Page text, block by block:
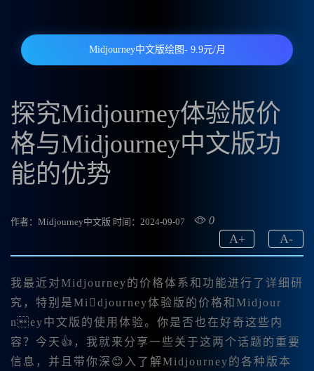
Midjourney中文版绘图- 9.9元/月
探究Midjourney体验版价
格与Midjourney中文版功
能的优势
作者：Midjourney中文版 时间：2024-09-07 0
A-
A+
我最近对Midjourney的价格体系和功能进行了详细研
究，特别是Midjourney体验版的价格和Midjour
ney中文版的使用体验。你是否也在好奇这些内
容？今天👍，我就来分享一些关于这两个话题的重要
信息，并且带你深😊入了解Midjourney的各种版本